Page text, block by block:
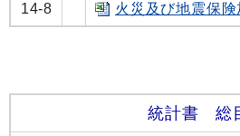
14-8 火災及び地震保
統計書 総